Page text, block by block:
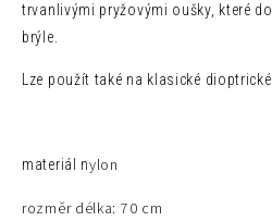
trvanlivými pryžovými oušky, které
brýle.
Lze použít také na klasické dioptrické
materiál nylon
rozměr délka: 70 cm